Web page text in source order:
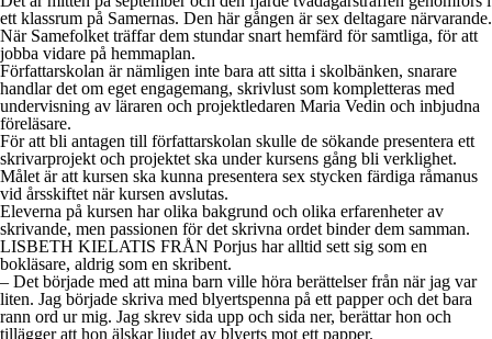
ett klassrum på Samernas. Den här gången är sex deltagare närvarande.
När Samefolket träffar dem stundar snart hemfärd för samtliga, för att
jobba vidare på hemmaplan.
Författarskolan är nämligen inte bara att sitta i skolbänken, snarare
handlar det om eget engagemang, skrivlust som kompletteras med
undervisning av läraren och projektledaren Maria Vedin och inbjudna
föreläsare.
För att bli antagen till författarskolan skulle de sökande presentera ett
skrivarprojekt och projektet ska under kursens gång bli verklighet.
Målet är att kursen ska kunna presentera sex stycken färdiga råmanus
vid årsskiftet när kursen avslutas.
Eleverna på kursen har olika bakgrund och olika erfarenheter av
skrivande, men passionen för det skrivna ordet binder dem samman.
LISBETH KIELATIS FRÅN Porjus har alltid sett sig som en
bokläsare, aldrig som en skribent.
– Det började med att mina barn ville höra berättelser från när jag var
liten. Jag började skriva med blyertspenna på ett papper och det bara
rann ord ur mig. Jag skrev sida upp och sida ner, berättar hon och
tillägger att hon älskar ljudet av blyerts mot ett papper.